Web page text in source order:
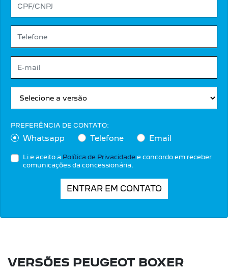
PREFERÊNCIA DE CONTATO:
Whatsapp Telefone Email
Li e aceito a Política de Privacidade e concordo em receber
comunicações da concessionária.
ENTRAR EM CONTATO
VERSÕES PEUGEOT BOXER